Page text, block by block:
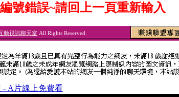
號錯誤~請回上一頁重新輸入
動視訊聊天室 All Rights Reserved.
- A片線上免費看